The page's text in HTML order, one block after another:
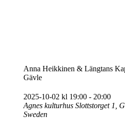
Anna Heikkinen & Längtans
Gävle
2025-10-02 kl 19:00 - 20:00
Agnes kulturhus Slottstorget 1,
Sweden